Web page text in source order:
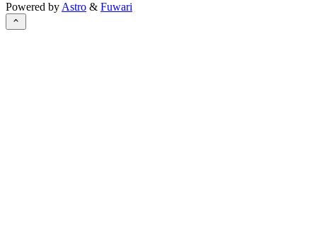
Powered by Astro & Fuwari